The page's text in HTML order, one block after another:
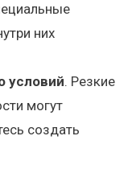
них
условий. Резкие
могут
создать